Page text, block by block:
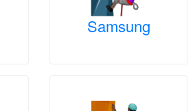
Samsung